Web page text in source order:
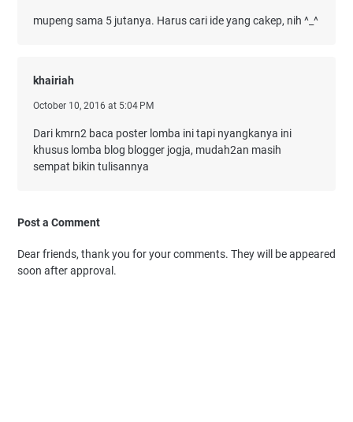
mupeng sama 5 jutanya. Harus cari ide yang cakep, nih ^_^
khairiah
October 10, 2016 at 5:04 PM
Dari kmrn2 baca poster lomba ini tapi nyangkanya ini
khusus lomba blog blogger jogja, mudah2an masih
sempat bikin tulisannya
Post a Comment
Dear friends, thank you for your comments. They will be appeared
soon after approval.